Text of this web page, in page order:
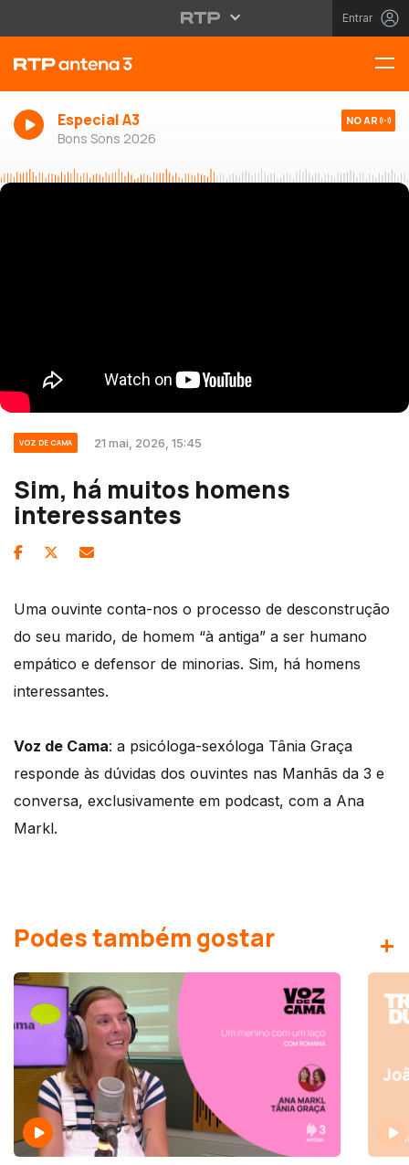
Entrar
Especial A3
Bons Sons 2026
NO AR
VOZ DE CAMA 21 mai, 2026, 15:45
Sim, há muitos homens
interessantes
Uma ouvinte conta-nos o processo de desconstrução
do seu marido, de homem “à antiga” a ser humano
empático e defensor de minorias. Sim, há homens
interessantes.
Voz de Cama: a psicóloga-sexóloga Tânia Graça
responde às dúvidas dos ouvintes nas Manhãs da 3 e
conversa, exclusivamente em podcast, com a Ana
Markl.
Podes também gostar +